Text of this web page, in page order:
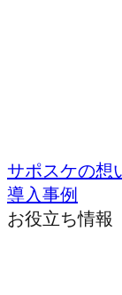
サポスケの想
導入事例
お役立ち情報